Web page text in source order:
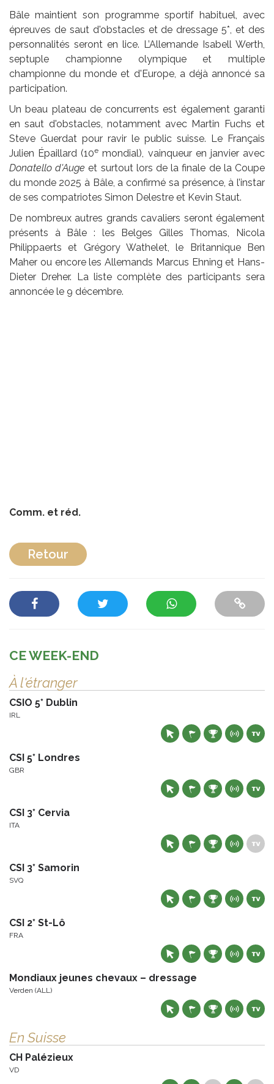
Bâle maintient son programme sportif habituel, avec
épreuves de saut d'obstacles et de dressage 5*, et des
personnalités seront en lice. L’Allemande Isabell Werth,
septuple championne olympique et multiple
championne du monde et d'Europe, a déjà annoncé sa
participation.
Un beau plateau de concurrents est également garanti
en saut d'obstacles, notamment avec Martin Fuchs et
Steve Guerdat pour ravir le public suisse. Le Français
Julien Épaillard (10e mondial), vainqueur en janvier avec
Donatello d'Auge et surtout lors de la finale de la Coupe
du monde 2025 à Bâle, a confirmé sa présence, à l’instar
de ses compatriotes Simon Delestre et Kevin Staut.
De nombreux autres grands cavaliers seront également
présents à Bâle : les Belges Gilles Thomas, Nicola
Philippaerts et Grégory Wathelet, le Britannique Ben
Maher ou encore les Allemands Marcus Ehning et Hans-
Dieter Dreher. La liste complète des participants sera
annoncée le 9 décembre.
Comm. et réd.
Retour
CE WEEK-END
À l'étranger
CSIO 5* Dublin
IRL
CSI 5* Londres
GBR
CSI 3* Cervia
ITA
CSI 3* Samorin
SVQ
CSI 2* St-Lô
FRA
Mondiaux jeunes chevaux – dressage
Verden (ALL)
En Suisse
CH Palézieux
VD